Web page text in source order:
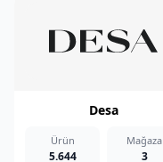
Desa
Ürün
5.644
Mağaza
3